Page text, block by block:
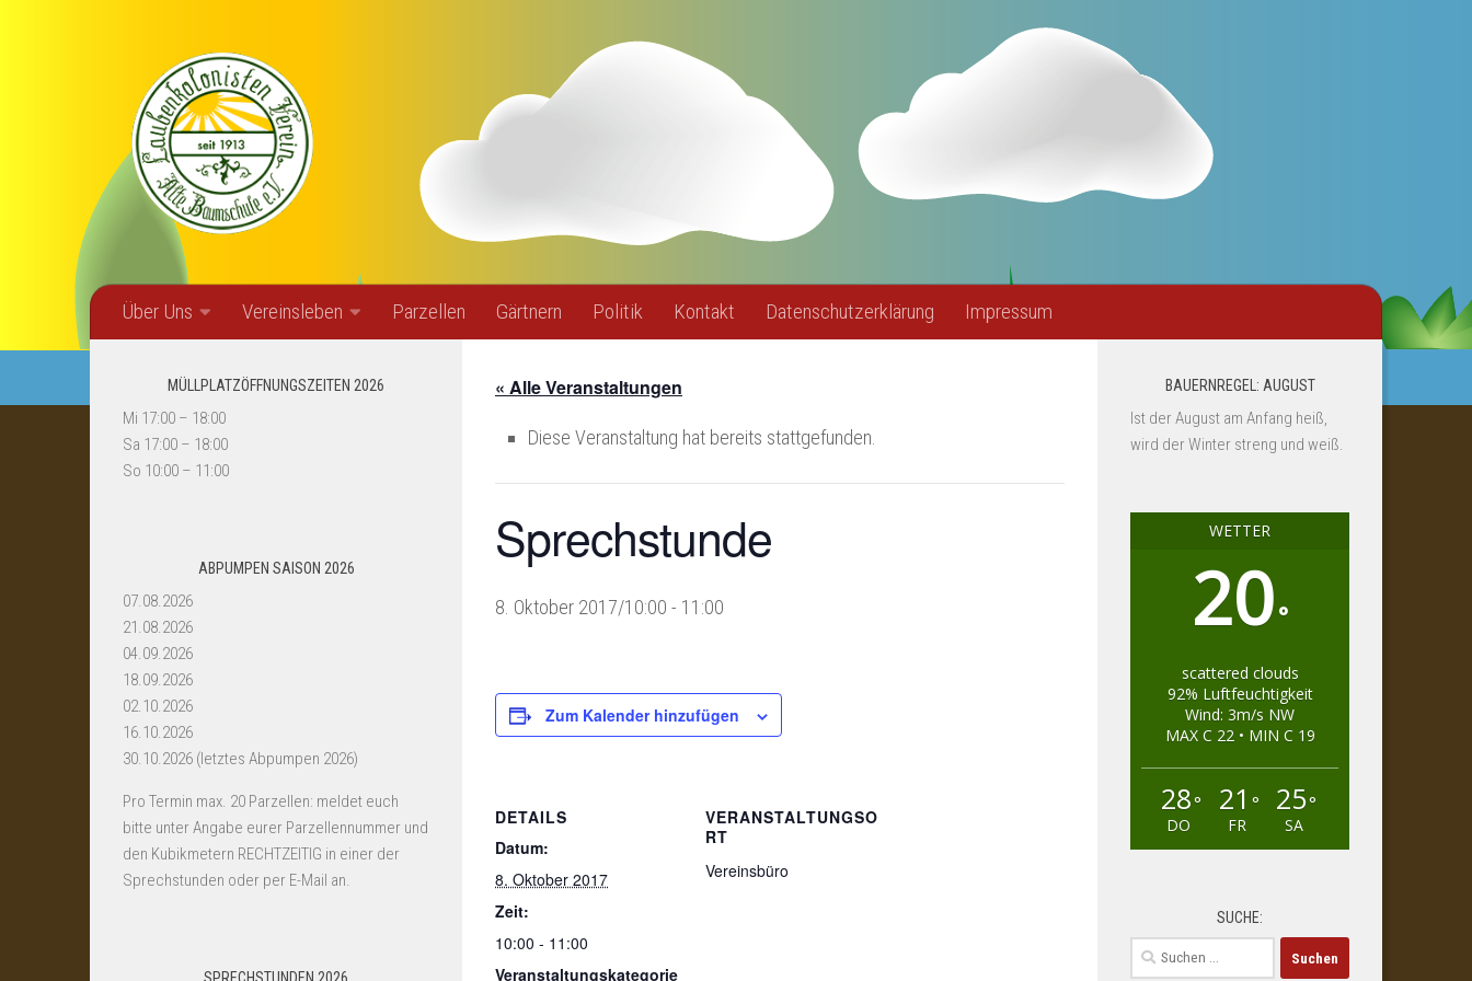
Über Uns Vereinsleben Parzellen Gärtnern Politik Kontakt Datenschutzerklärung Impressum
« Alle Veranstaltungen
Diese Veranstaltung hat bereits stattgefunden.
Sprechstunde
8. Oktober 2017/10:00 - 11:00
Zum Kalender hinzufügen
DETAILS
Datum:
8. Oktober 2017
Zeit:
10:00 - 11:00
Veranstaltungskategorie
VERANSTALTUNGSO
RT
Vereinsbüro
MÜLLPLATZÖFFNUNGSZEITEN 2026
Mi 17:00 – 18:00
Sa 17:00 – 18:00
So 10:00 – 11:00
ABPUMPEN SAISON 2026
07.08.2026
21.08.2026
04.09.2026
18.09.2026
02.10.2026
16.10.2026
30.10.2026 (letztes Abpumpen 2026)
Pro Termin max. 20 Parzellen: meldet euch
bitte unter Angabe eurer Parzellennummer und
den Kubikmetern RECHTZEITIG in einer der
Sprechstunden oder per E-Mail an.
BAUERNREGEL: AUGUST
Ist der August am Anfang heiß,
wird der Winter streng und weiß.
WETTER
20°
scattered clouds
92% Luftfeuchtigkeit
Wind: 3m/s NW
MAX C 22 • MIN C 19
28°
DO
21 °
FR
25°
SA
SUCHE:
Suchen
nach: